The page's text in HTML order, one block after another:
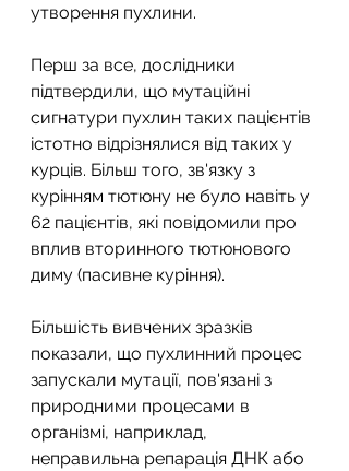
утворення пухлини.
Перш за все, дослідники
підтвердили, що мутаційні
сигнатури пухлин таких пацієнтів
істотно відрізнялися від таких у
курців. Більш того, зв'язку з
курінням тютюну не було навіть у
62 пацієнтів, які повідомили про
вплив вторинного тютюнового
диму (пасивне куріння).
Більшість вивчених зразків
показали, що пухлинний процес
запускали мутації, пов'язані з
природними процесами в
організмі, наприклад,
неправильна репарація ДНК або